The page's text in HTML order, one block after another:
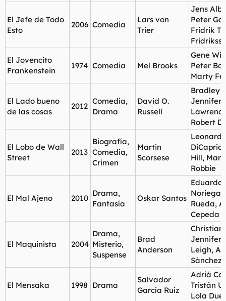
El Jefe de Todo
Esto
2006 Comedia
Lars von
Trier
Jens
Peter
Fridrik
El Jovencito
Frankenstein
1974 Comedia Mel Brooks
Gene
Peter
Marty
El Lado bueno
de las cosas
2012
Comedia,
Drama
David O.
Russell
Bradley
Jennifer
Robert
El Lobo de Wall
Street
2013
Biografía,
Comedia,
Crimen
Martin
Scorsese
Leonardo
Hill,
Robbie
El Mal Ajeno 2010
Drama,
Fantasía
Oskar Santos
Eduardo
Noriega,
Rueda,
Cepeda
El Maquinista 2004
Drama,
Misterio,
Suspense
Brad
Anderson
Christian
Jennifer
Leigh,
El Mensaka 1998 Drama
Salvador
García Ruiz
Adriá
Tristán
Lola